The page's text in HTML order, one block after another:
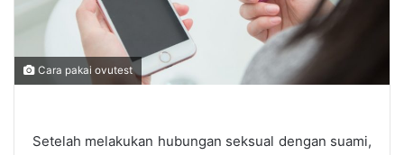
Cara pakai ovutest
Setelah melakukan hubungan seksual dengan suami,